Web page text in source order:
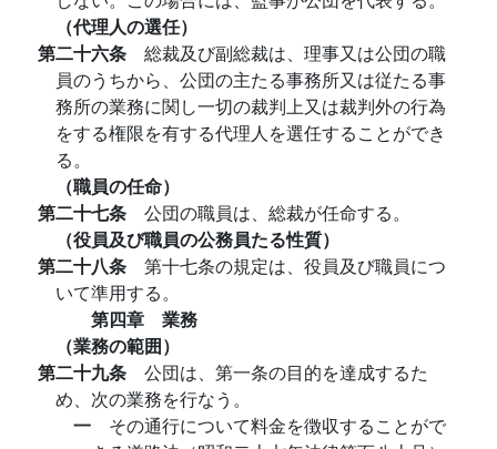
（代理人の選任）
第二十六条 総裁及び副総裁は、理事又は公団の職
員のうちから、公団の主たる事務所又は従たる事
務所の業務に関し一切の裁判上又は裁判外の行為
をする権限を有する代理人を選任することができ
る。
（職員の任命）
第二十七条 公団の職員は、総裁が任命する。
（役員及び職員の公務員たる性質）
第二十八条 第十七条の規定は、役員及び職員につ
いて準用する。
第四章 業務
（業務の範囲）
第二十九条 公団は、第一条の目的を達成するた
め、次の業務を行なう。
一 その通行について料金を徴収することがで